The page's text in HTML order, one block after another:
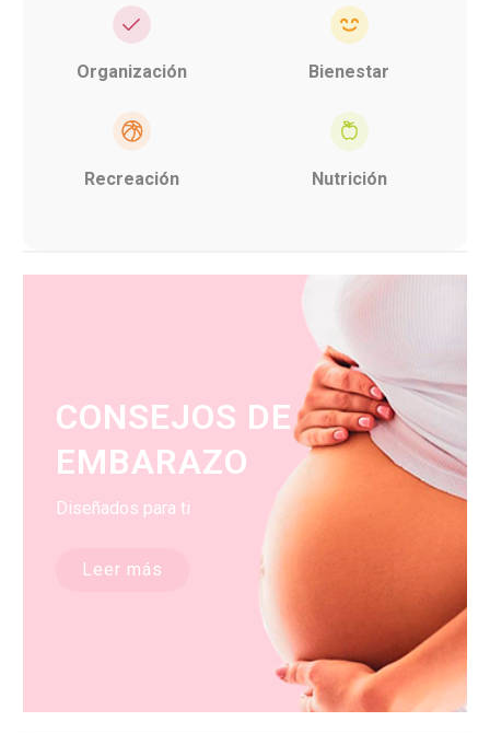
Organización Bienestar
Recreación Nutrición
CONSEJOS DE
EMBARAZO
Diseñados para ti
Leer más